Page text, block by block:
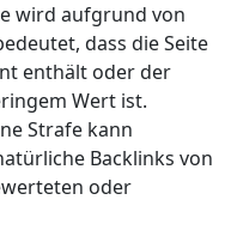
wird aufgrund von
dass die Seite
enthält oder der
Wert ist.
Strafe kann
Backlinks von
oder